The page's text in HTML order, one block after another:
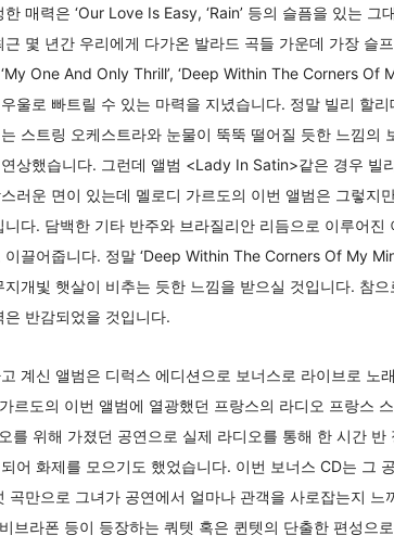
매력은 ‘Our Love Is Easy, ‘Rain’ 등의 슬픔을 있는
몇 년간 우리에게 다가온 발라드 곡들 가운데 가장 슬
‘My One And Only Thrill’, ‘Deep Within The Corners
울로 빠트릴 수 있는 마력을 지녔습니다. 정말 빌리 할
스트링 오케스트라와 눈물이 뚝뚝 떨어질 듯한 느낌의
상했습니다. 그런데 앨범 <Lady In Satin>같은 경우 빌
러운 면이 있는데 멜로디 가르도의 이번 앨범은 그렇지
니다. 담백한 기타 반주와 브라질리안 리듬으로 이루어
끌어줍니다. 정말 ‘Deep Within The Corners Of My
개빛 햇살이 비추는 듯한 느낌을 받으실 것입니다. 참
반감되었을 것입니다.
계신 앨범은 디럭스 에디션으로 보너스로 라이브로 노
르도의 이번 앨범에 열광했던 프랑스의 라디오 프랑스
를 위해 가졌던 공연으로 실제 라디오를 통해 한 시간
어 화제를 모으기도 했었습니다. 이번 보너스 CD는 그
곡만으로 그녀가 공연에서 얼마나 관객을 사로잡는지
브라폰 등이 등장하는 쿼텟 혹은 퀸텟의 단출한 편성으